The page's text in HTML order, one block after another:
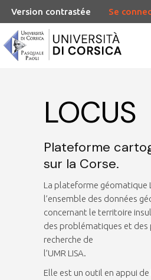
Version contrastée Se
LOCUS
Plateforme
sur la Corse.
La plateforme géomatique
l’ensemble des données
concernant le territoire
des problématiques et des
recherche de
l’UMR LISA.
Elle est un outil en appui